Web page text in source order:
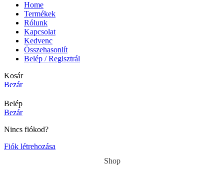
Home
Termékek
Rólunk
Kapcsolat
Kedvenc
Összehasonlít
Belép / Regisztrál
Kosár
Bezár
Belép
Bezár
Nincs fiókod?
Fiók létrehozása
Shop